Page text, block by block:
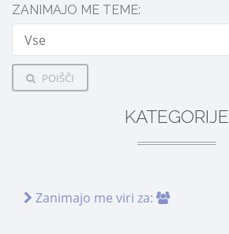
ZANIMAJO ME TEME:
Vse
POIŠČI
KATEGORIJE
Zanimajo me viri za: